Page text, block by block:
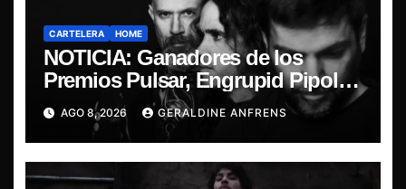
CARTELERA HOME
NOTICIA: Ganadores de los
Premios Pulsar, Engrupid Pipol
presentan show exclusivo.
AGO 8, 2026 GERALDINE ANFRENS